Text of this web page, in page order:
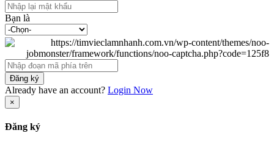
Bạn là
Đăng ký
Already have an account? Login Now
×
Đăng ký